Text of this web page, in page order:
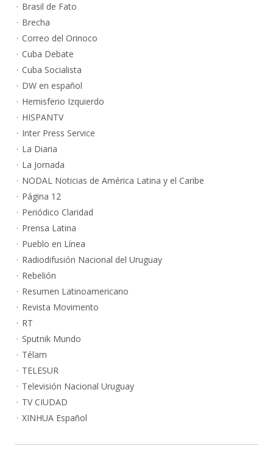
Brasil de Fato
Brecha
Correo del Orinoco
Cuba Debate
Cuba Socialista
DW en español
Hemisferio Izquierdo
HISPANTV
Inter Press Service
La Diaria
La Jornada
NODAL Noticias de América Latina y el Caribe
Página 12
Periódico Claridad
Prensa Latina
Pueblo en Línea
Radiodifusión Nacional del Uruguay
Rebelión
Resumen Latinoamericano
Revista Movimento
RT
Sputnik Mundo
Télam
TELESUR
Televisión Nacional Uruguay
TV CIUDAD
XINHUA Español